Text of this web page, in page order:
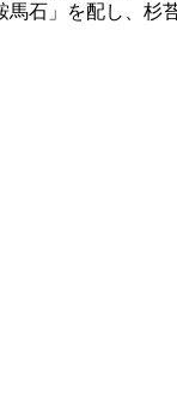
石」を配し、杉